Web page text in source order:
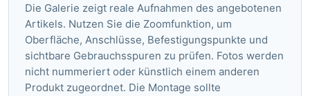
Die Galerie zeigt reale Aufnahmen des angebotenen
Artikels. Nutzen Sie die Zoomfunktion, um
Oberfläche, Anschlüsse, Befestigungspunkte und
sichtbare Gebrauchsspuren zu prüfen. Fotos werden
nicht nummeriert oder künstlich einem anderen
Produkt zugeordnet. Die Montage sollte